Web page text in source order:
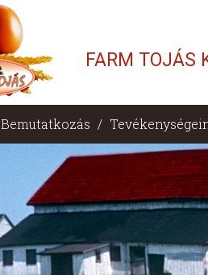
FARM TOJÁS
Bemutatkozás /